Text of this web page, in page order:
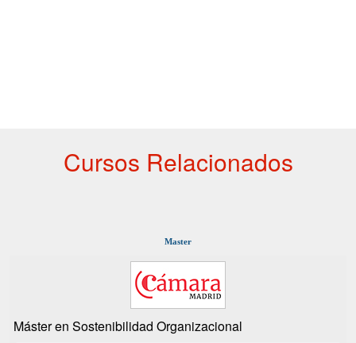
Cursos Relacionados
Master
Máster en Sostenibilidad Organizacional